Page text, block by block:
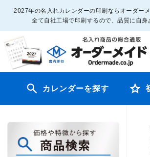
2027年の名入れカレンダーの印刷ならオーダー
全て自社工場で印刷するので、品質に自身
カレンダーを探す